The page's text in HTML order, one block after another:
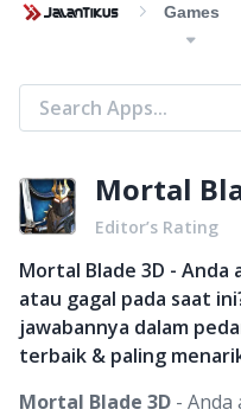
Games
Mortal
Editor’s Rating
Mortal Blade 3D - Anda
atau gagal pada saat
jawabannya dalam
terbaik & paling
Mortal Blade 3D - Anda